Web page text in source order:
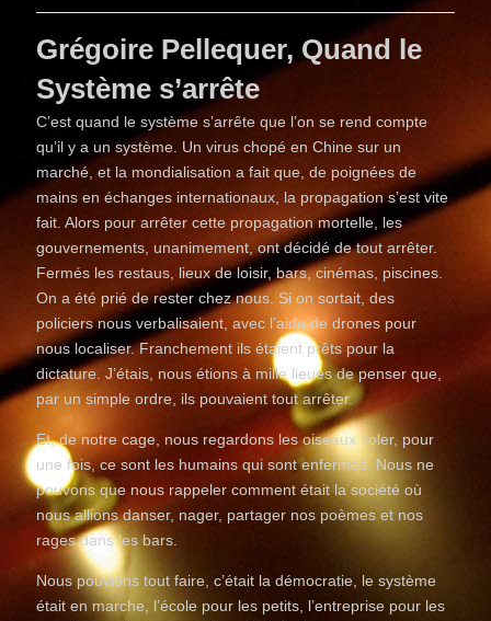
Grégoire Pellequer, Quand le
Système s’arrête
C’est quand le système s’arrête que l’on se rend compte
qu’il y a un système. Un virus chopé en Chine sur un
marché, et la mondialisation a fait que, de poignées de
mains en échanges internationaux, la propagation s’est vite
fait. Alors pour arrêter cette propagation mortelle, les
gouvernements, unanimement, ont décidé de tout arrêter.
Fermés les restaus, lieux de loisir, bars, cinémas, piscines.
On a été prié de rester chez nous. Si on sortait, des
policiers nous verbalisaient, avec l’aide de drones pour
nous localiser. Franchement ils étaient prêts pour la
dictature. J’étais, nous étions à mille lieues de penser que,
par un simple ordre, ils pouvaient tout arrêter.
Et, de notre cage, nous regardons les oiseaux voler, pour
une fois, ce sont les humains qui sont enfermés. Nous ne
pouvons que nous rappeler comment était la société où
nous allions danser, nager, partager nos poèmes et nos
rages dans les bars.
Nous pouvions tout faire, c’était la démocratie, le système
était en marche, l’école pour les petits, l’entreprise pour les